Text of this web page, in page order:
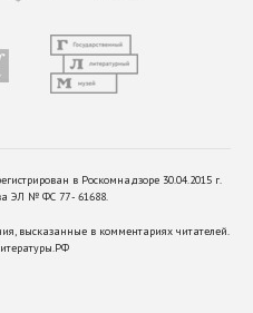
в Роскомнадзоре 30.04.2015 г.
ЭЛ № ФС 77 - 61688.
высказанные в комментариях читателей.